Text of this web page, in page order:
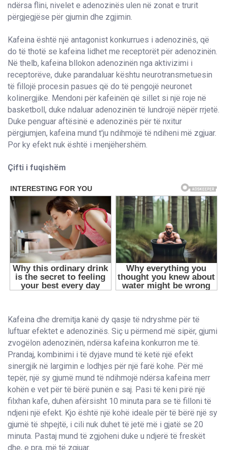
ndërsa flini, nivelet e adenozinës ulen në zonat e trurit
përgjegjëse për gjumin dhe zgjimin.
Kafeina është një antagonist konkurrues i adenozinës, që
do të thotë se kafeina lidhet me receptorët për adenozinën.
Në thelb, kafeina bllokon adenozinën nga aktivizimi i
receptorëve, duke parandaluar kështu neurotransmetuesin
të fillojë procesin pasues që do të pengojë neuronet
kolinergjike. Mendoni për kafeinën që sillet si një roje në
basketboll, duke ndaluar adenozinën të lundrojë nëpër rrjetë.
Duke penguar aftësinë e adenozinës për të nxitur
përgjumjen, kafeina mund t'ju ndihmojë të ndiheni më zgjuar.
Por ky efekt nuk është i menjëhershëm.
Çifti i fuqishëm
Kafeina dhe dremitja kanë dy qasje të ndryshme për të
luftuar efektet e adenozinës. Siç u përmend më sipër, gjumi
zvogëlon adenozinën, ndërsa kafeina konkurron me të.
Prandaj, kombinimi i të dyjave mund të ketë një efekt
sinergjik në largimin e lodhjes për një farë kohe. Për më
tepër, një sy gjumë mund të ndihmojë ndërsa kafeina merr
kohën e vet për të bërë punën e saj. Pasi të keni pirë një
filxhan kafe, duhen afërsisht 10 minuta para se të filloni të
ndjeni një efekt. Kjo është një kohë ideale për të bërë një sy
gjumë të shpejtë, i cili nuk duhet të jetë më i gjatë se 20
minuta. Pastaj mund të zgjoheni duke u ndjerë të freskët
dhe, e pra, më të zgjuar.